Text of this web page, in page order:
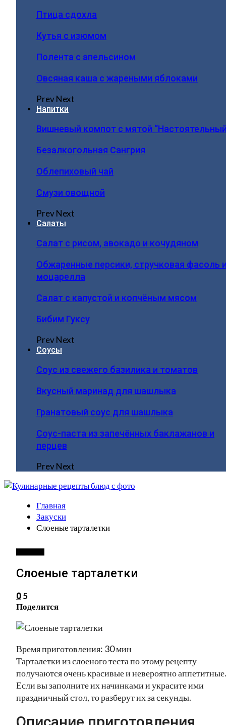
Птица сдохла
Кутья с изюмом
Полента с апельсином
Овсяная каша с жареными яблоками
PrevNext
Напитки
Вишневый компот с мятой
Безалкогольная Сангрия
Облепиховый чай
Смузи овощной
PrevNext
Салаты
Салат с рисом, авокадо и кочудяном
Обжаренные персики, стручковая фасоль
моцарелла
Салат с капустой и копчёным мясом
Бибим Гуксу
PrevNext
Соусы
Соус из свежего базилика и томатов
Вкусный маринад для шашлыка
Гранатовый соус для шашлыка
Соус-паста из запечённых баклажанов и
перцев
PrevNext
Главная
Закуски
Слоеные тарталетки
Слоеные тарталетки
0 5
Поделится
Время приготовления: 30 мин
Тарталетки из слоеного теста по этому рецепту
получаются очень красивые и невероятно аппетитные.
Если вы заполните их начинками и украсите ими
праздничный стол, то разберут их за секунды.